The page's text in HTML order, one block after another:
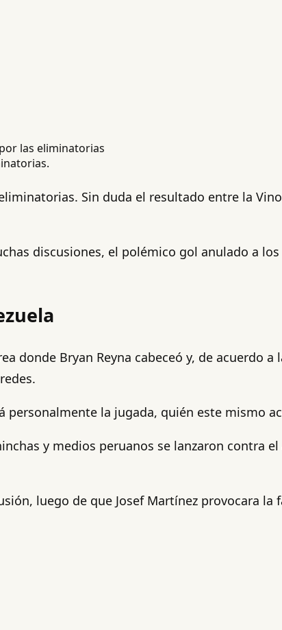
Sin duda el resultado entre la
discusiones, el polémico gol anulado a
donde Bryan Reyna cabeceó y, de acuerdo
personalmente la jugada, quién este mismo
y medios peruanos se lanzaron contra
luego de que Josef Martínez provocara la